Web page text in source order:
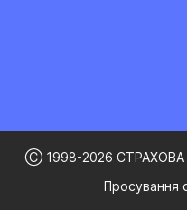
Ⓒ 1998-2026 СТРАХОВА
Просування